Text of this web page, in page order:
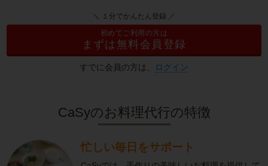
＼ １分でかんたん登録 ／
初めてご利用の方は
まずは無料会員登録
すでに会員の方は、 ログイン
CaSyのお料理代行の特徴
忙しい毎日をサポート